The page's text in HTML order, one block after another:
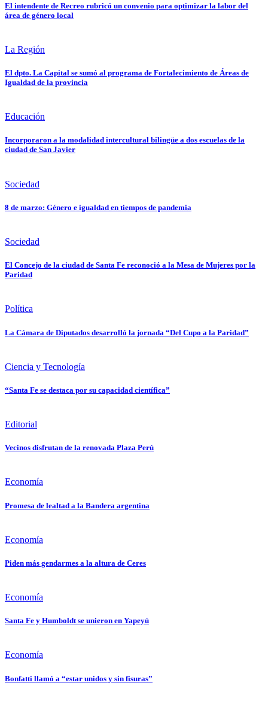
El intendente de Recreo rubricó un convenio para optimizar la labor del
área de género local
La Región
El dpto. La Capital se sumó al programa de Fortalecimiento de Áreas de
Igualdad de la provincia
Educación
Incorporaron a la modalidad intercultural bilingüe a dos escuelas de la
ciudad de San Javier
Sociedad
8 de marzo: Género e igualdad en tiempos de pandemia
Sociedad
El Concejo de la ciudad de Santa Fe reconoció a la Mesa de Mujeres por la
Paridad
Política
La Cámara de Diputados desarrolló la jornada “Del Cupo a la Paridad”
Ciencia y Tecnología
“Santa Fe se destaca por su capacidad científica”
Editorial
Vecinos disfrutan de la renovada Plaza Perú
Economía
Promesa de lealtad a la Bandera argentina
Economía
Piden más gendarmes a la altura de Ceres
Economía
Santa Fe y Humboldt se unieron en Yapeyú
Economía
Bonfatti llamó a “estar unidos y sin fisuras”